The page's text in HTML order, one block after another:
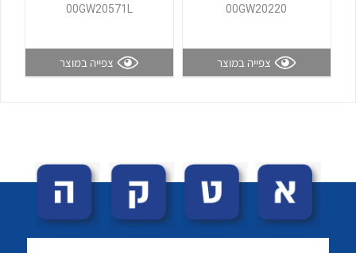
00GW20220
צפייה במוצר
00GW20571L
צפייה במוצר